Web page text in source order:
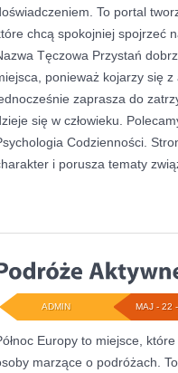
To portal
chcą spokojniej spojrzeć
Tęczowa Przystań
ponieważ kojarzy się z
zaprasza do
się w człowieku.
Codzienności.
i porusza tematy
MAJ - 22
ADMIN
Europy to miejsce,
marzące o podróżach.